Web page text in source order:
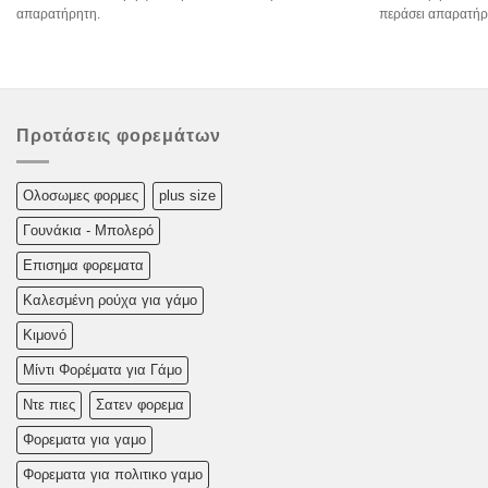
απαρατήρητη.
περάσει
Προτάσεις φορεμάτων
Oλoσωμες φoρμες plus size
Γουνάκια - Μπολερό
Επισημα φορεματα
Καλεσμένη ρούχα για γάμο
Κιμονό
Μίντι Φορέματα για Γάμο
Ντε πιες Σατεν φορεμα
Φορεματα για γαμο
Φορεματα για πολιτικο γαμο